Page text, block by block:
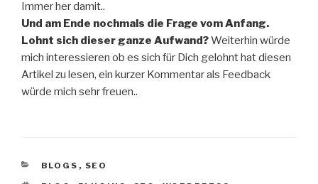
Immer her damit..
Und am Ende nochmals die Frage vom Anfang.
Lohnt sich dieser ganze Aufwand?Weiterhin würde
mich interessieren ob es sich für Dich gelohnt hat diesen
Artikel zu lesen, ein kurzer Kommentar als Feedback
würde mich sehr freuen..
KATEGORIEN
BLOGS , SEO